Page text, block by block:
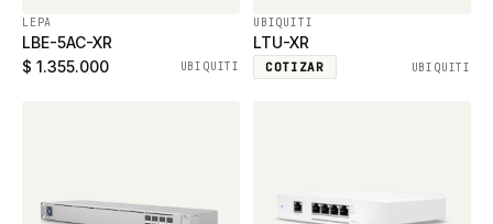
LEPA
LBE-5AC-XR
$ 1.355.000
UBIQUITI
UBIQUITI
LTU-XR
COTIZAR UBIQUITI